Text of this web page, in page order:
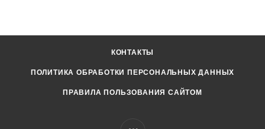
КОНТАКТЫ
ПОЛИТИКА ОБРАБОТКИ ПЕРСОНАЛЬНЫХ ДАННЫХ
ПРАВИЛА ПОЛЬЗОВАНИЯ САЙТОМ